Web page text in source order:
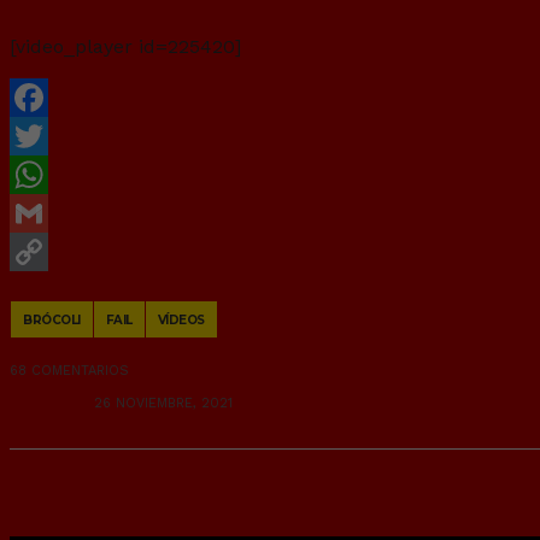
[video_player id=225420]
Facebook
Twitter
WhatsApp
Gmail
Link
BRÓCOLI FAIL VÍDEOS
68 COMENTARIOS
26 NOVIEMBRE, 2021